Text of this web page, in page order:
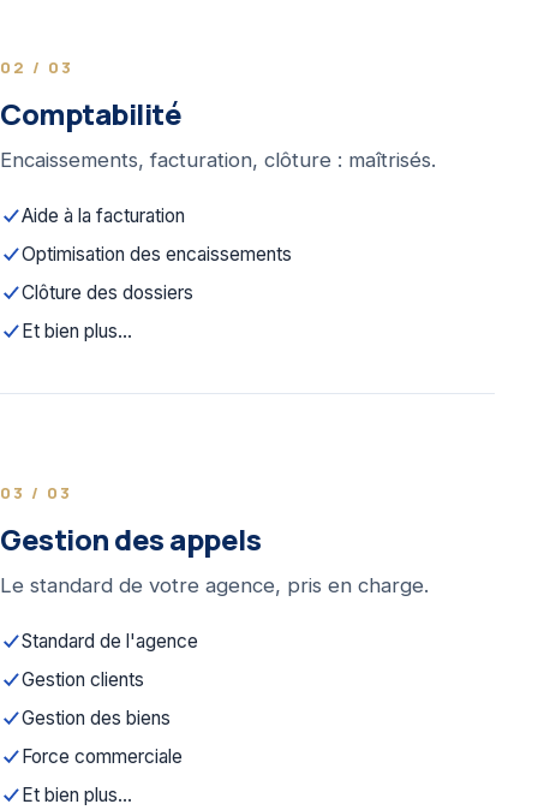
02 / 03
Comptabilité
Encaissements, facturation, clôture : maîtrisés.
Aide à la facturation
Optimisation des encaissements
Clôture des dossiers
Et bien plus...
03 / 03
Gestion des appels
Le standard de votre agence, pris en charge.
Standard de l'agence
Gestion clients
Gestion des biens
Force commerciale
Et bien plus...